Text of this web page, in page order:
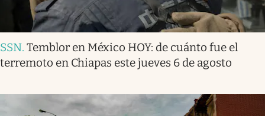
SSN. Temblor en México HOY: de cuánto fue el
terremoto en Chiapas este jueves 6 de agosto